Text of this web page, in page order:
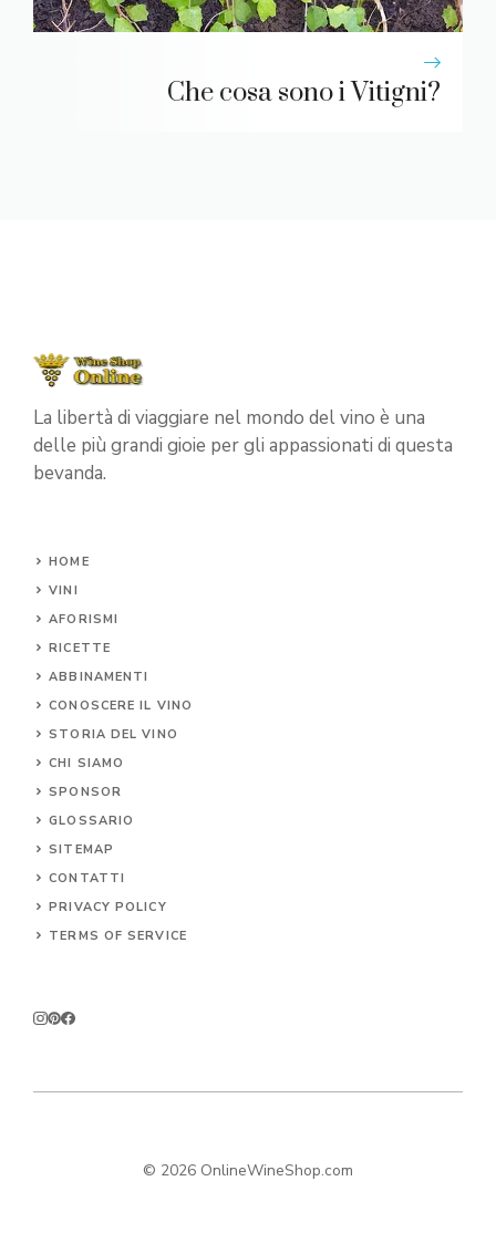
Che cosa sono i Vitigni?
La libertà di viaggiare nel mondo del vino è una
delle più grandi gioie per gli appassionati di questa
bevanda.
HOME
VINI
AFORISMI
RICETTE
ABBINAMENTI
CONOSCERE IL VINO
STORIA DEL VINO
CHI SIAMO
SPONSOR
GLOSSARIO
SITEMAP
CONTATTI
PRIVACY POLICY
TERMS OF SERVICE
© 2026 OnlineWineShop.com